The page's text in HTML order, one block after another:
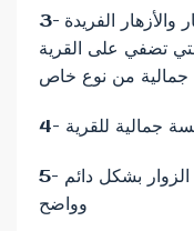
3- كذلك، مساحات كبيرة من الأشجار والأزهار الفريدة
تضفي على القرية
من نوع خاص
جمالية للقرية
5- الجزر والشلالات التي تثير اعجاب الزوار بشكل دائم
وواضح